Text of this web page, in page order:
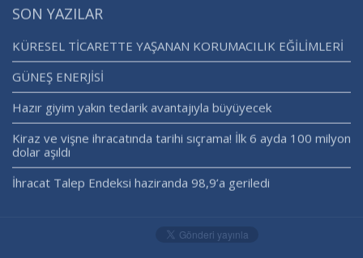
SON YAZILAR
KÜRESEL TİCARETTE YAŞANAN KORUMACILIK EĞİLİMLERİ
GÜNEŞ ENERJİSİ
Hazır giyim yakın tedarik avantajıyla büyüyecek
Kiraz ve vişne ihracatında tarihi sıçrama! İlk 6 ayda 100 milyon
dolar aşıldı
İhracat Talep Endeksi haziranda 98,9’a geriledi